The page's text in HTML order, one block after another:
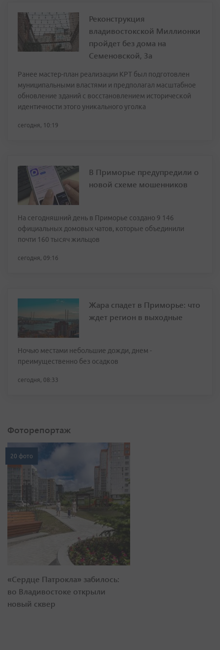
Реконструкция
владивостокской Миллионки
пройдет без дома на
Семеновской, 3а
Ранее мастер-план реализации КРТ был подготовлен
муниципальными властями и предполагал масштабное
обновление зданий с восстановлением исторической
идентичности этого уникального уголка
сегодня, 10:19
В Приморье предупредили о
новой схеме мошенников
На сегодняшний день в Приморье создано 9 146
официальных домовых чатов, которые объединили
почти 160 тысяч жильцов
сегодня, 09:16
Жара спадет в Приморье: что
ждет регион в выходные
Ночью местами небольшие дожди, днем -
преимущественно без осадков
сегодня, 08:33
Фоторепортаж
20 фото
«Сердце Патрокла» забилось:
во Владивостоке открыли
новый сквер